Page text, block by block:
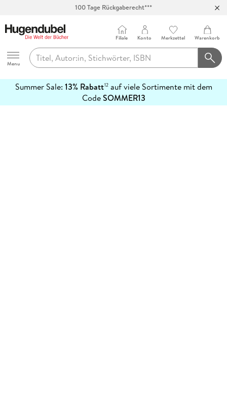
100 Tage Rückgaberecht***
Hugendubel
Menu
Filiale Konto Merkzettel Warenkorb
Summer Sale: 13% Rabatt12auf viele Sortimente mit dem
CodeSOMMER13
erfahren